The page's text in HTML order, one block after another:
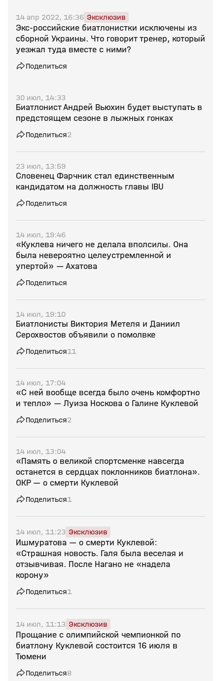
14 апр 2022, 16:36 Эксклюзив
Экс-российские биатлонистки исключены из
сборной Украины. Что говорит тренер, который
уезжал туда вместе с ними?
Поделиться
30 июл, 14:33
Биатлонист Андрей Вьюхин будет выступать в
предстоящем сезоне в лыжных гонках
Поделиться2
23 июл, 13:59
Словенец Фарчник стал единственным
кандидатом на должность главы IBU
Поделиться
14 июл, 19:46
«Куклева ничего не делала вполсилы. Она
была невероятно целеустремленной и
упертой» — Ахатова
Поделиться
14 июл, 19:10
Биатлонисты Виктория Метеля и Даниил
Серохвостов объявили о помолвке
Поделиться11
14 июл, 17:04
«С ней вообще всегда было очень комфортно
и тепло» — Луиза Носкова о Галине Куклевой
Поделиться2
14 июл, 13:04
«Память о великой спортсменке навсегда
останется в сердцах поклонников биатлона».
ОКР — о смерти Куклевой
Поделиться1
14 июл, 11:23 Эксклюзив
Ишмуратова — о смерти Куклевой:
«Страшная новость. Галя была веселая и
отзывчивая. После Нагано не «надела
корону»
Поделиться1
14 июл, 11:13 Эксклюзив
Прощание с олимпийской чемпионкой по
биатлону Куклевой состоится 16 июля в
Тюмени
Поделиться8